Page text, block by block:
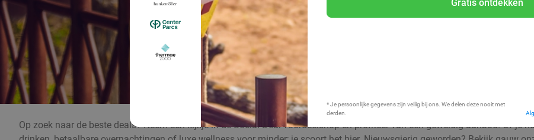
Gratis ontdekken
* Je persoonlijke gegevens zijn veilig bij ons. We delen deze nooit met
derden.
Op zoek naar de beste deals? Neem een kijkje in de Social Deal voordeelshop en profiteer van een geweldig aanbod! Of je